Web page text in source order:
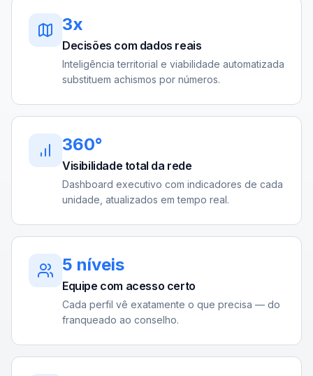
3x
Decisões com dados reais
Inteligência territorial e viabilidade automatizada
substituem achismos por números.
360°
Visibilidade total da rede
Dashboard executivo com indicadores de cada
unidade, atualizados em tempo real.
5 níveis
Equipe com acesso certo
Cada perfil vê exatamente o que precisa — do
franqueado ao conselho.